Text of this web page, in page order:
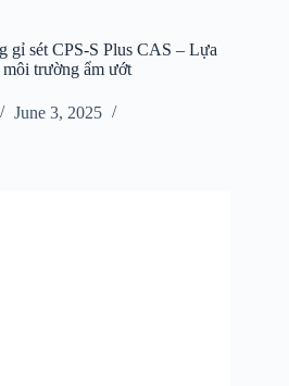
gỉ sét CPS-S Plus CAS – Lựa
trường ẩm ướt
June 3, 2025